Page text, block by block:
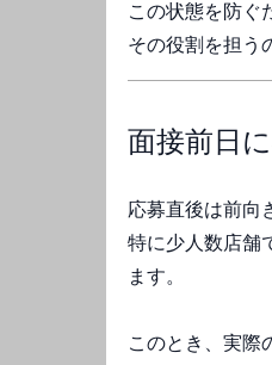
この状態を防ぐ
その役割を担う
面接前日
応募直後は前向
特に少人数店舗
ます。
このとき、実際